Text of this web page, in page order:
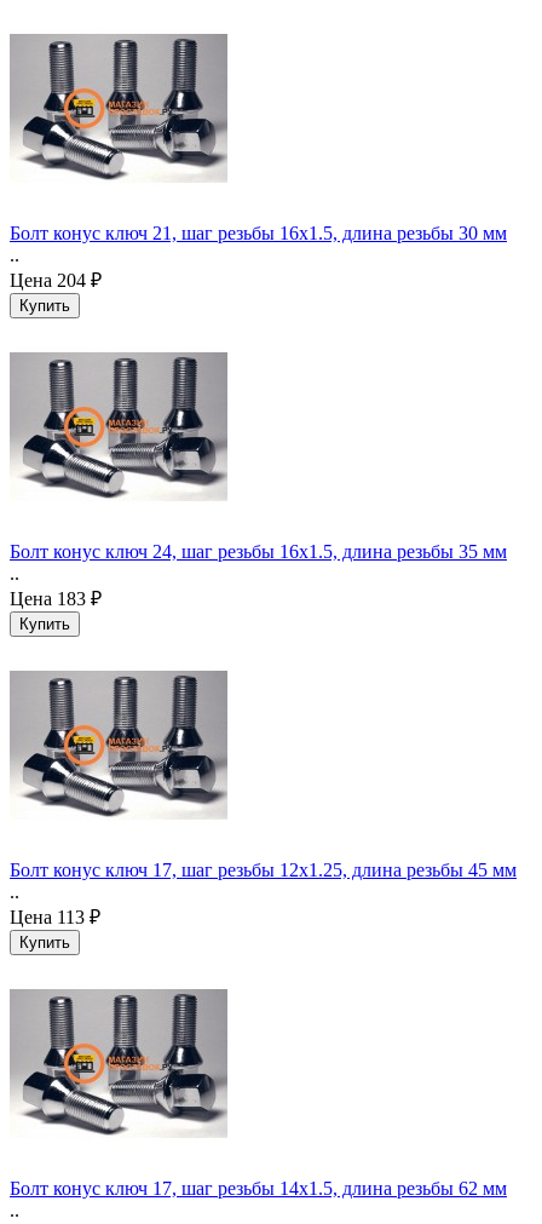
Болт конус ключ 21, шаг резьбы 16x1.5, длина резьбы 30 мм
..
Цена 204 ₽
Болт конус ключ 24, шаг резьбы 16x1.5, длина резьбы 35 мм
..
Цена 183 ₽
Болт конус ключ 17, шаг резьбы 12x1.25, длина резьбы 45 мм
..
Цена 113 ₽
Болт конус ключ 17, шаг резьбы 14x1.5, длина резьбы 62 мм
..